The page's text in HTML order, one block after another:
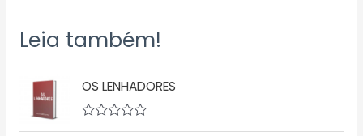
Leia também!
OS LENHADORES
A